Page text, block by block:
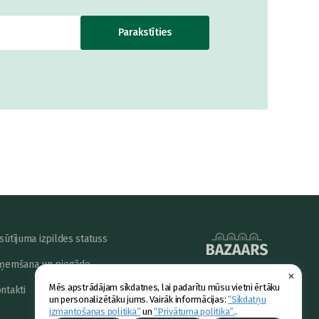
×
Mēs apstrādājam sīkdatnes, lai padarītu mūsu vietni ērtāku
un personalizētāku jums. Vairāk informācijas:“Sīkdatņu
izmantošanas politika” un“Privātuma politika”..
Parakstīties
izpildes statuss
un piegāde